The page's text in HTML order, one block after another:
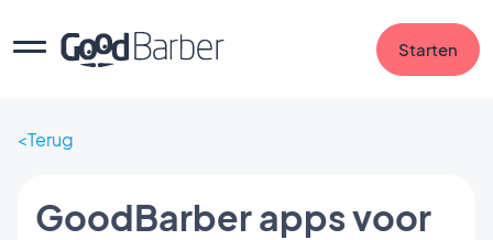
Starten
Terug
GoodBarber apps voor